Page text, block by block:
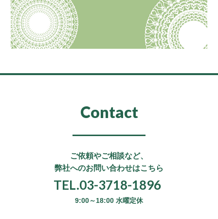
Contact
ご依頼やご相談など、
弊社へのお問い合わせはこちら
TEL.03-3718-1896
9:00～18:00 水曜定休